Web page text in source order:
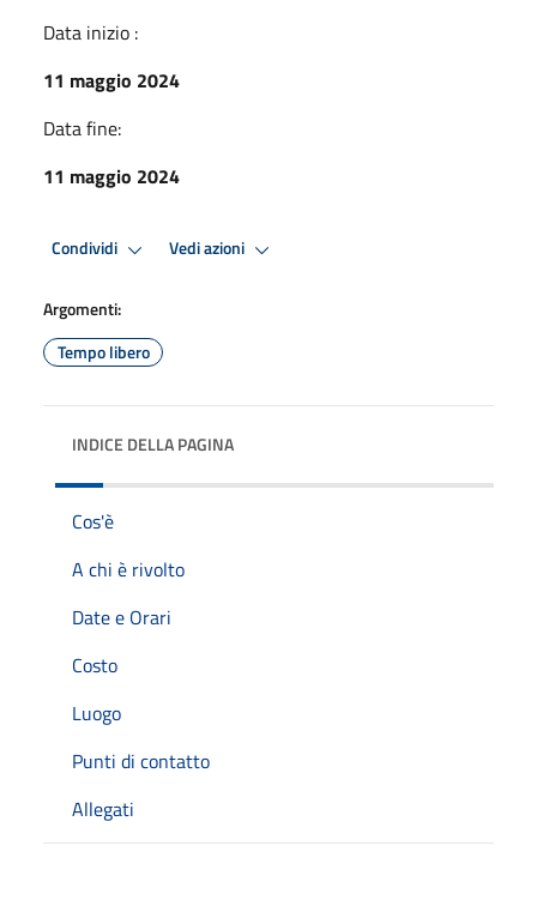
Data inizio :
11 maggio 2024
Data fine:
11 maggio 2024
Condividi Vedi azioni
Argomenti:
Tempo libero
INDICE DELLA PAGINA
Cos'è
A chi è rivolto
Date e Orari
Costo
Luogo
Punti di contatto
Allegati